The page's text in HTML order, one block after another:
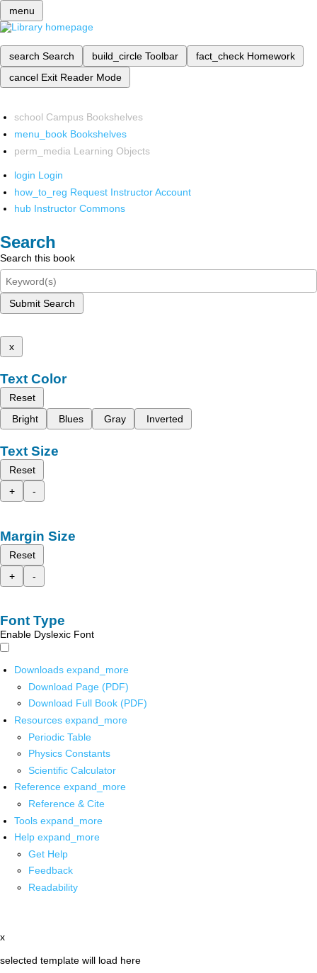
menu
search Search build_circle Toolbar fact_check Homework
cancel Exit Reader Mode
school Campus Bookshelves
menu_book Bookshelves
perm_media Learning Objects
login Login
how_to_reg Request Instructor Account
hub Instructor Commons
Search
Search this book
Submit Search
x
Text Color
Reset
Bright
Blues Gray Inverted
Text Size
Reset
+
-
Margin Size
Reset
+
-
Font Type
Enable Dyslexic Font
Downloads expand_more
Download Page (PDF)
Download Full Book (PDF)
Resources expand_more
Periodic Table
Physics Constants
Scientific Calculator
Reference expand_more
Reference & Cite
Tools expand_more
Help expand_more
Get Help
Feedback
Readability
x
selected template will load here